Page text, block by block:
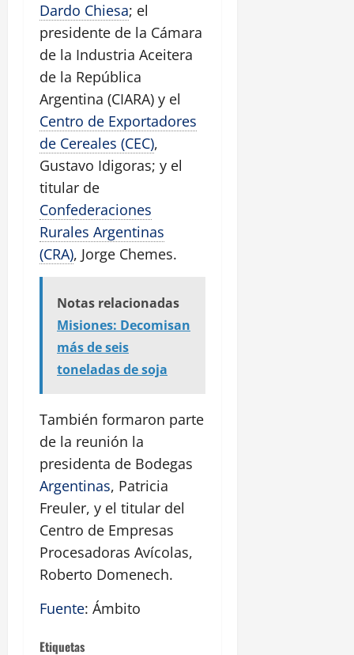
Dardo Chiesa; el
presidente de la Cámara
de la Industria Aceitera
de la República
Argentina (CIARA) y el
Centro de Exportadores
de Cereales (CEC),
Gustavo Idigoras; y el
titular de
Confederaciones
Rurales Argentinas
(CRA), Jorge Chemes.
Notas relacionadas
Misiones: Decomisan
más de seis
toneladas de soja
También formaron parte
de la reunión la
presidenta de Bodegas
Argentinas, Patricia
Freuler, y el titular del
Centro de Empresas
Procesadoras Avícolas,
Roberto Domenech.
Fuente: Ámbito
Etiquetas